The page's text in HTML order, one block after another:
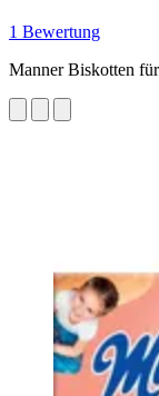
1 Bewertung
Manner Biskotten